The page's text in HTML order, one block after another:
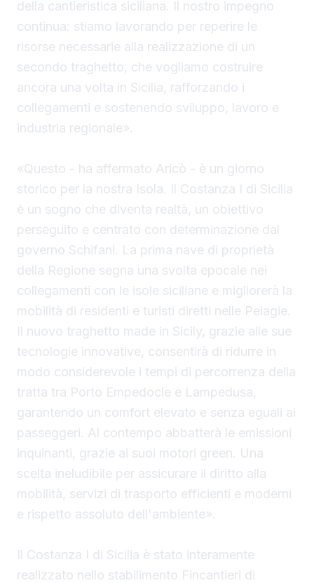
della cantieristica siciliana. Il nostro impegno
continua: stiamo lavorando per reperire le
risorse necessarie alla realizzazione di un
secondo traghetto, che vogliamo costruire
ancora una volta in Sicilia, rafforzando i
collegamenti e sostenendo sviluppo, lavoro e
industria regionale».
«Questo - ha affermato Aricò - è un giorno
storico per la nostra Isola. Il Costanza I di Sicilia
è un sogno che diventa realtà, un obiettivo
perseguito e centrato con determinazione dal
governo Schifani. La prima nave di proprietà
della Regione segna una svolta epocale nei
collegamenti con le isole siciliane e migliorerà la
mobilità di residenti e turisti diretti nelle Pelagie.
Il nuovo traghetto made in Sicily, grazie alle sue
tecnologie innovative, consentirà di ridurre in
modo considerevole i tempi di percorrenza della
tratta tra Porto Empedocle e Lampedusa,
garantendo un comfort elevato e senza eguali ai
passeggeri. Al contempo abbatterà le emissioni
inquinanti, grazie ai suoi motori green. Una
scelta ineludibile per assicurare il diritto alla
mobilità, servizi di trasporto efficienti e moderni
e rispetto assoluto dell'ambiente».
Il Costanza I di Sicilia è stato interamente
realizzato nello stabilimento Fincantieri di